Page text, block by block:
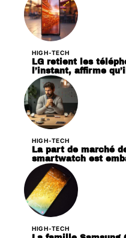
HIGH-TECH
LG retient les
l’instant, affirme
HIGH-TECH
La part de marché
smartwatch est
HIGH-TECH